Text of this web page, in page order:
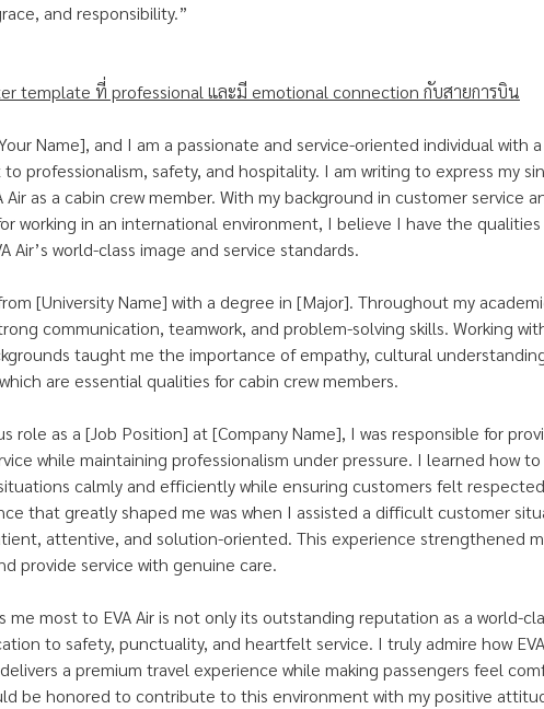
and responsibility.”
template ที่ professional และมี emotional connection กับสายการบิน
Name], and I am a passionate and service-oriented individual with
professionalism, safety, and hospitality. I am writing to express my
Air as a cabin crew member. With my background in customer service
working in an international environment, I believe I have the
Air’s world-class image and service standards.
[University Name] with a degree in [Major]. Throughout my
communication, teamwork, and problem-solving skills. Working
taught me the importance of empathy, cultural
are essential qualities for cabin crew members.
role as a [Job Position] at [Company Name], I was responsible for
while maintaining professionalism under pressure. I learned how
calmly and efficiently while ensuring customers felt
that greatly shaped me was when I assisted a difficult customer
attentive, and solution-oriented. This experience strengthened
provide service with genuine care.
me most to EVA Air is not only its outstanding reputation as a world-
to safety, punctuality, and heartfelt service. I truly admire how
a premium travel experience while making passengers feel
be honored to contribute to this environment with my positive